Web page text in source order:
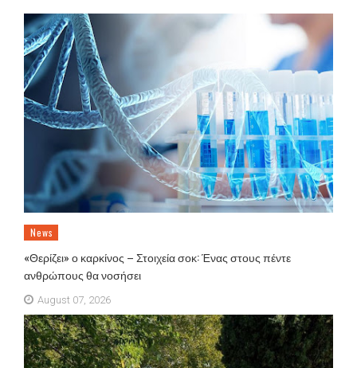
News
«Θερίζει» ο καρκίνος – Στοιχεία σοκ: Ένας στους πέντε
ανθρώπους θα νοσήσει
August 07, 2026